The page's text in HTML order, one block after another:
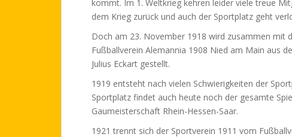
kommt. Im 1. Weltkrieg kehren leider viele treue
dem Krieg zurück und auch der Sportplatz geht
Doch am 23. November 1918 wird zusammen mit
Fußballverein Alemannia 1908 Nied am Main aus
Julius Eckart gestellt.
1919 entsteht nach vielen Schwierigkeiten der
Sportplatz findet auch heute noch der gesamte
Gaumeisterschaft Rhein-Hessen-Saar.
1921 trennt sich der Sportverein 1911 vom